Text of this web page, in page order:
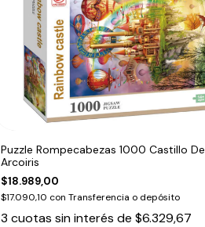
Puzzle Rompecabezas 1000 Castillo De
Arcoiris
$18.989,00
$17.090,10 con Transferencia o depósito
3 cuotas sin interés de $6.329,67